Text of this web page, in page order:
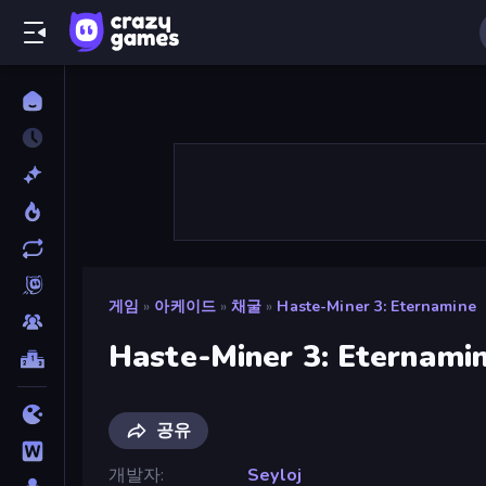
게임 » 아케이드 » 채굴 » Haste-Miner 3: Eternamine
Haste-Miner 3:
공유
개발자
Seyloj